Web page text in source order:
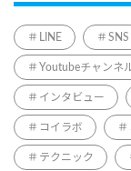
LINE SNS
Youtubeチャンネ
インタビュー
コイラボ
テクニック